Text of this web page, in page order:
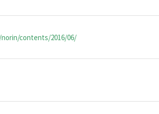
contents/2016/06/